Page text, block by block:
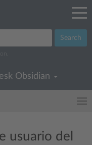
Search
Obsidian
usuario del